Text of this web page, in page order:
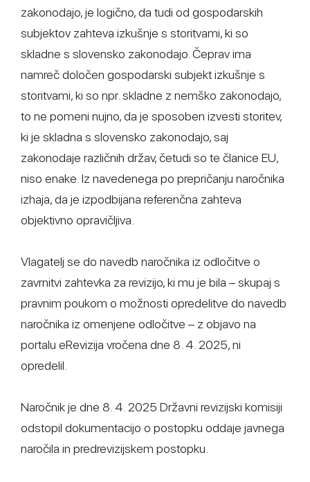
zakonodajo, je logično, da tudi od gospodarskih
subjektov zahteva izkušnje s storitvami, ki so
skladne s slovensko zakonodajo. Čeprav ima
namreč določen gospodarski subjekt izkušnje s
storitvami, ki so npr. skladne z nemško zakonodajo,
to ne pomeni nujno, da je sposoben izvesti storitev,
ki je skladna s slovensko zakonodajo, saj
zakonodaje različnih držav, četudi so te članice EU,
niso enake. Iz navedenega po prepričanju naročnika
izhaja, da je izpodbijana referenčna zahteva
objektivno opravičljiva.
Vlagatelj se do navedb naročnika iz odločitve o
zavrnitvi zahtevka za revizijo, ki mu je bila – skupaj s
pravnim poukom o možnosti opredelitve do navedb
naročnika iz omenjene odločitve – z objavo na
portalu eRevizija vročena dne 8. 4. 2025, ni
opredelil.
Naročnik je dne 8. 4. 2025 Državni revizijski komisiji
odstopil dokumentacijo o postopku oddaje javnega
naročila in predrevizijskem postopku.